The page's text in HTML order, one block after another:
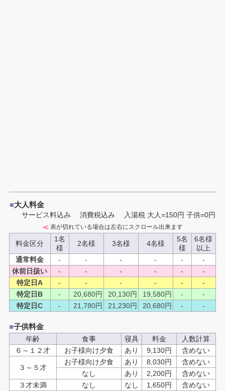
■大人料金
サービス料込み 消費税込み 入湯税 大人=150円 子供=0円
表が切れている場合は左右にスクロール出来ます
料金区分
1名
様
2名様 3名様 4名様
5名
様
6名様
以上
通常料金
- - - - -
-
休前日扱い
- - - - -
-
特定日A
- - - - -
-
特定日B
- 20,680円 20,130円 19,580円 -
-
特定日C
- 21,780円 21,230円 20,680円 - -
■子供料金
年齢 食事 寝具 料金
人数計算
６～１２才
お子様向け夕食 あり 9,130円 含めない
３～５才
お子様向け夕食 あり 8,030円
含めない
なし
あり 2,200円
含めない
３才未満
なし なし 1,650円 含めない